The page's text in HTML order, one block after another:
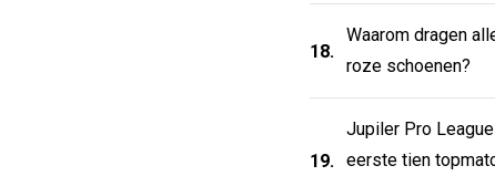
18.
Waarom dragen
roze schoenen?
19.
Jupiler Pro
eerste tien